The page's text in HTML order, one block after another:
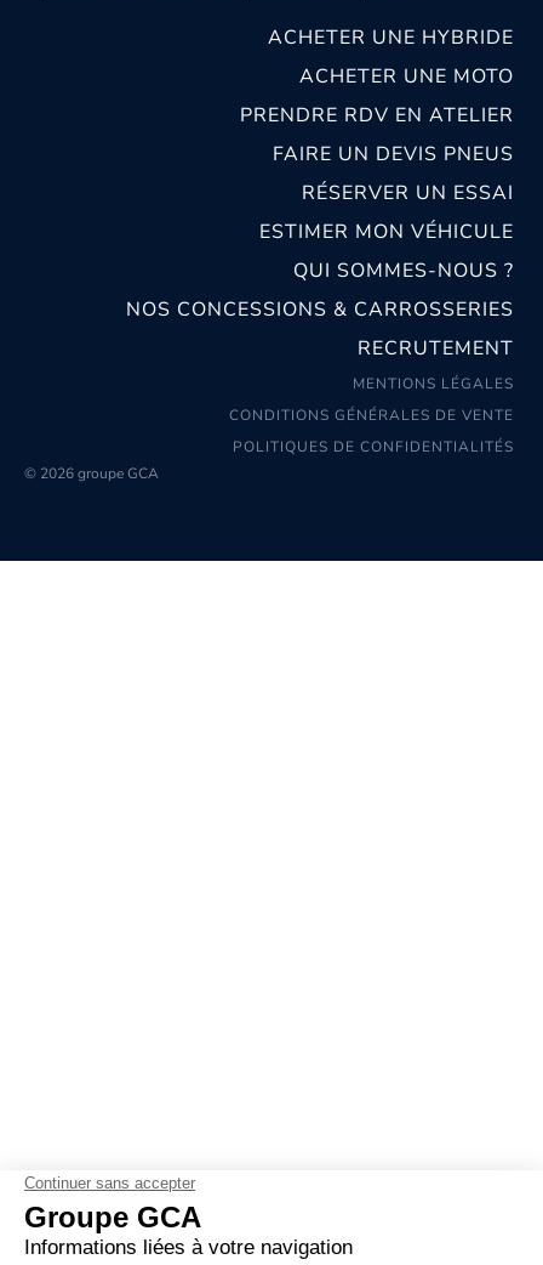
ACHETER UNE HYBRIDE
ACHETER UNE MOTO
PRENDRE RDV EN ATELIER
FAIRE UN DEVIS PNEUS
RÉSERVER UN ESSAI
ESTIMER MON VÉHICULE
QUI SOMMES-NOUS ?
NOS CONCESSIONS & CARROSSERIES
RECRUTEMENT
MENTIONS LÉGALES
CONDITIONS GÉNÉRALES DE VENTE
POLITIQUES DE CONFIDENTIALITÉS
© 2026 groupe GCA